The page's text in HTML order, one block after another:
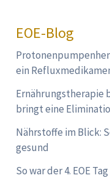
EOE-Blog
ein
Ernährungstherapie
bringt eine
Nährstoffe im Blick:
gesund
So war der 4. EOE